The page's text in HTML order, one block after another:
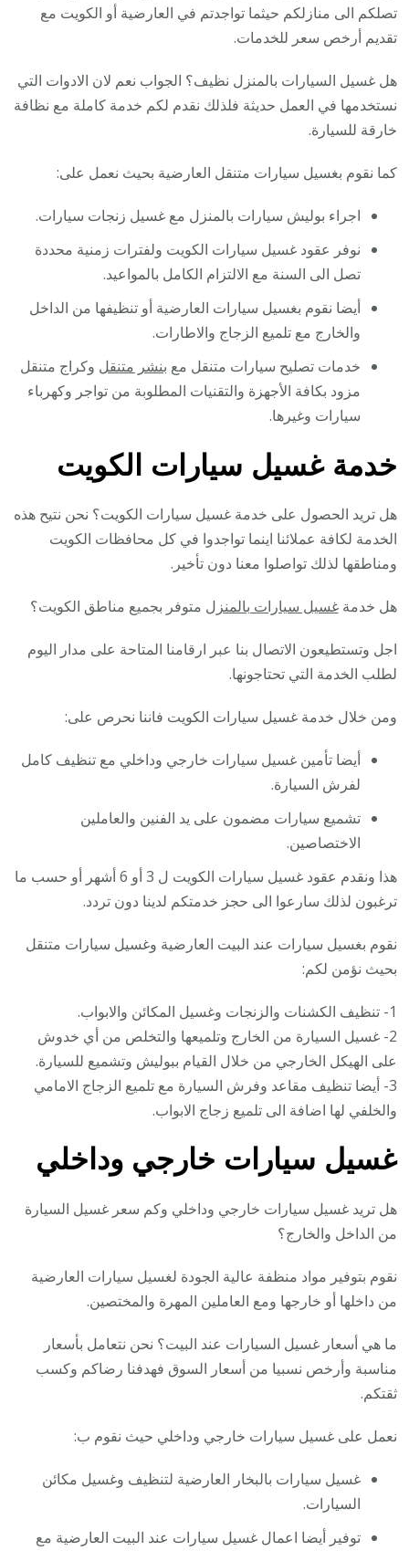
تصلكم الى منازلكم حيثما تواجدتم في العارضية أو الكويت مع
تقديم أرخص سعر للخدمات.
هل غسيل السيارات بالمنزل نظيف؟ الجواب نعم لان الادوات التي
نستخدمها في العمل حديثة فلذلك نقدم لكم خدمة كاملة مع نظافة
خارقة للسيارة.
كما نقوم بغسيل سيارات متنقل العارضية بحيث نعمل على:
اجراء بوليش سيارات بالمنزل مع غسيل زنجات سيارات.
نوفر عقود غسيل سيارات الكويت ولفترات زمنية محددة
تصل الى السنة مع الالتزام الكامل بالمواعيد.
أيضا نقوم بغسيل سيارات العارضية أو تنظيفها من الداخل
والخارج مع تلميع الزجاج والاطارات.
خدمات تصليح سيارات متنقل مع بنشر متنقل وكراج متنقل
مزود بكافة الأجهزة والتقنيات المطلوبة من تواجر وكهرباء
سيارات وغيرها.
خدمة غسيل سيارات الكويت
هل تريد الحصول على خدمة غسيل سيارات الكويت؟ نحن نتيح هذه
الخدمة لكافة عملائنا اينما تواجدوا في كل محافظات الكويت
ومناطقها لذلك تواصلوا معنا دون تأخير.
هل خدمةغسيل سيارات بالمنزل متوفر بجميع مناطق الكويت؟
اجل وتستطيعون الاتصال بنا عبر ارقامنا المتاحة على مدار اليوم
لطلب الخدمة التي تحتاجونها.
ومن خلال خدمة غسيل سيارات الكويت فاننا نحرص على:
أيضا تأمين غسيل سيارات خارجي وداخلي مع تنظيف كامل
لفرش السيارة.
تشميع سيارات مضمون على يد الفنين والعاملين
الاختصاصين.
هذا ونقدم عقود غسيل سيارات الكويت ل 3 أو 6 أشهر أو حسب ما
ترغبون لذلك سارعوا الى حجز خدمتكم لدينا دون تردد.
نقوم بغسيل سيارات عند البيت العارضية وغسيل سيارات متنقل
بحيث نؤمن لكم:
1- تنظيف الكشنات والزنجات وغسيل المكائن والابواب.
2- غسيل السيارة من الخارج وتلميعها والتخلص من أي خدوش
على الهيكل الخارجي من خلال القيام ببوليش وتشميع للسيارة.
3- أيضا تنظيف مقاعد وفرش السيارة مع تلميع الزجاج الامامي
والخلفي لها اضافة الى تلميع زجاج الابواب.
غسيل سيارات خارجي وداخلي
هل تريد غسيل سيارات خارجي وداخلي وكم سعر غسيل السيارة
من الداخل والخارج؟
نقوم بتوفير مواد منظفة عالية الجودة لغسيل سيارات العارضية
من داخلها أو خارجها ومع العاملين المهرة والمختصين.
ما هي أسعار غسيل السيارات عند البيت؟ نحن نتعامل بأسعار
مناسبة وأرخص نسبيا من أسعار السوق فهدفنا رضاكم وكسب
ثقتكم.
نعمل على غسيل سيارات خارجي وداخلي حيث نقوم ب:
غسيل سيارات بالبخار العارضية لتنظيف وغسيل مكائن
السيارات.
توفير أيضا اعمال غسيل سيارات عند البيت العارضية مع